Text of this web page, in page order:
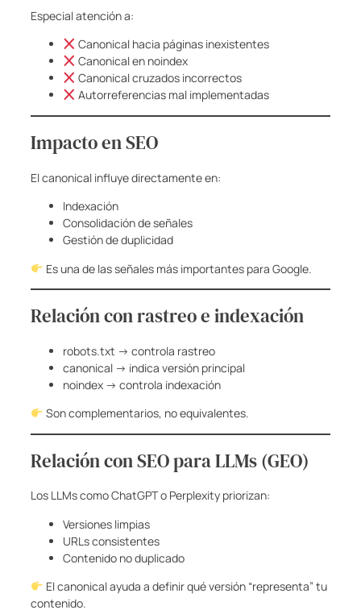
Especial atención a:
Canonical hacia páginas inexistentes
Canonical en noindex
Canonical cruzados incorrectos
Autorreferencias mal implementadas
Impacto en SEO
El canonical influye directamente en:
Indexación
Consolidación de señales
Gestión de duplicidad
Es una de las señales más importantes para Google.
Relación con rastreo e indexación
robots.txt → controla rastreo
canonical → indica versión principal
noindex → controla indexación
Son complementarios, no equivalentes.
Relación con SEO para LLMs (GEO)
Los LLMs como ChatGPT o Perplexity priorizan:
Versiones limpias
URLs consistentes
Contenido no duplicado
El canonical ayuda a definir qué versión “representa” tu
contenido.